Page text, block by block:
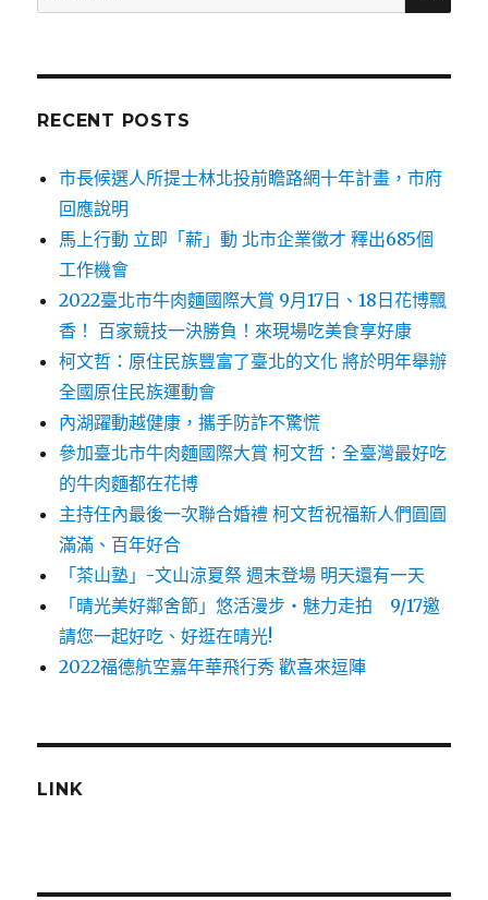
for:
RECENT POSTS
市長候選人所提士林北投前瞻路網十年計畫，市府
回應說明
馬上行動 立即「薪」動 北市企業徵才 釋出685個
工作機會
2022臺北市牛肉麵國際大賞 9月17日、18日花博飄
香！ 百家競技一決勝負！來現場吃美食享好康
柯文哲：原住民族豐富了臺北的文化 將於明年舉辦
全國原住民族運動會
內湖躍動越健康，攜手防詐不驚慌
參加臺北市牛肉麵國際大賞 柯文哲：全臺灣最好吃
的牛肉麵都在花博
主持任內最後一次聯合婚禮 柯文哲祝福新人們圓圓
滿滿、百年好合
「茶山塾」-文山涼夏祭 週末登場 明天還有一天
「晴光美好鄰舍節」悠活漫步‧魅力走拍 9/17邀
請您一起好吃、好逛在晴光!
2022福德航空嘉年華飛行秀 歡喜來逗陣
LINK